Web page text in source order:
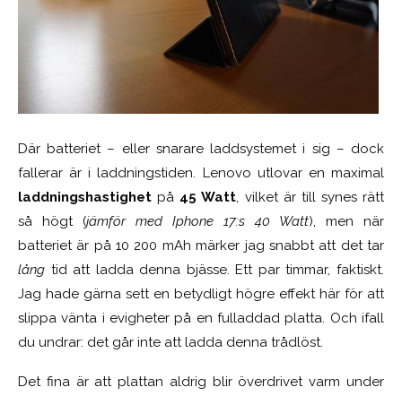
Där batteriet – eller snarare laddsystemet i sig – dock
fallerar är i laddningstiden. Lenovo utlovar en maximal
laddningshastighetpå 45 Watt, vilket är till synes rätt
så högt (jämför med Iphone 17:s 40 Watt), men när
batteriet är på 10 200 mAh märker jag snabbt att det tar
lång tid att ladda denna bjässe. Ett par timmar, faktiskt.
Jag hade gärna sett en betydligt högre effekt här för att
slippa vänta i evigheter på en fulladdad platta. Och ifall
du undrar: det går inte att ladda denna trådlöst.
Det fina är att plattan aldrig blir överdrivet varm under